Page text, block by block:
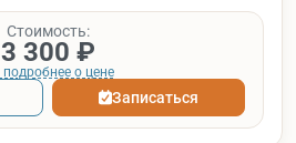
Стоимость:
3 300 ₽
подробнее о цене
Записаться